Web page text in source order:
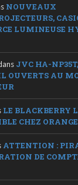
NOUVEAUX
LUMINEUSE
JVC HA-
OUVERTS AU
LE BLACKBERRY
CHEZ
ATTENTION :
DE